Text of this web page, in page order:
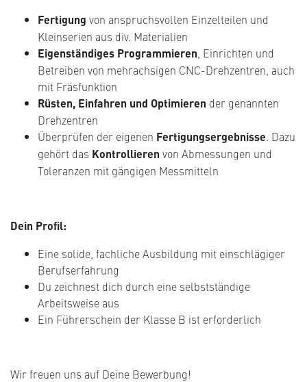
Fertigung von anspruchsvollen Einzelteilen und
Kleinserien aus div. Materialien
Eigenständiges Programmieren , Einrichten und
Betreiben von mehrachsigen CNC-Drehzentren, auch
mit Fräsfunktion
Rüsten, Einfahren und Optimieren der genannten
Drehzentren
Überprüfen der eigenen Fertigungsergebnisse. Dazu
gehört das Kontrollieren von Abmessungen und
Toleranzen mit gängigen Messmitteln
Dein Profil:
Eine solide, fachliche Ausbildung mit einschlägiger
Berufserfahrung
Du zeichnest dich durch eine selbstständige
Arbeitsweise aus
Ein Führerschein der Klasse B ist erforderlich
Wir freuen uns auf Deine Bewerbung!